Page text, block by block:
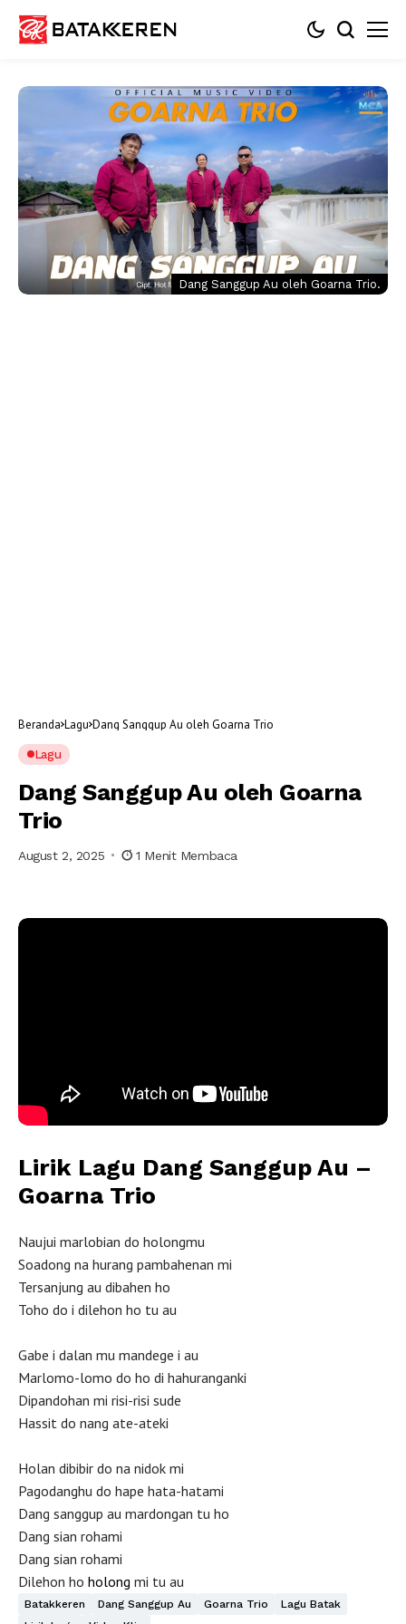
Dang Sanggup Au oleh Goarna Trio.
Beranda Lagu Dang Sanggup Au oleh Goarna Trio
Lagu
Dang Sanggup Au oleh Goarna
Trio
August 2, 2025 1 Menit Membaca
Lirik Lagu Dang Sanggup Au –
Goarna Trio
Naujui marlobian do holongmu
Soadong na hurang pambahenan mi
Tersanjung au dibahen ho
Toho do i dilehon ho tu au
Gabe i dalan mu mandege i au
Marlomo-lomo do ho di hahuranganki
Dipandohan mi risi-risi sude
Hassit do nang ate-ateki
Holan dibibir do na nidok mi
Pagodanghu do hape hata-hatami
Dang sanggup au mardongan tu ho
Dang sian rohami
Dang sian rohami
Dilehon ho holong mi tu au
Batakkeren Dang Sanggup Au Goarna Trio
Lagu Batak